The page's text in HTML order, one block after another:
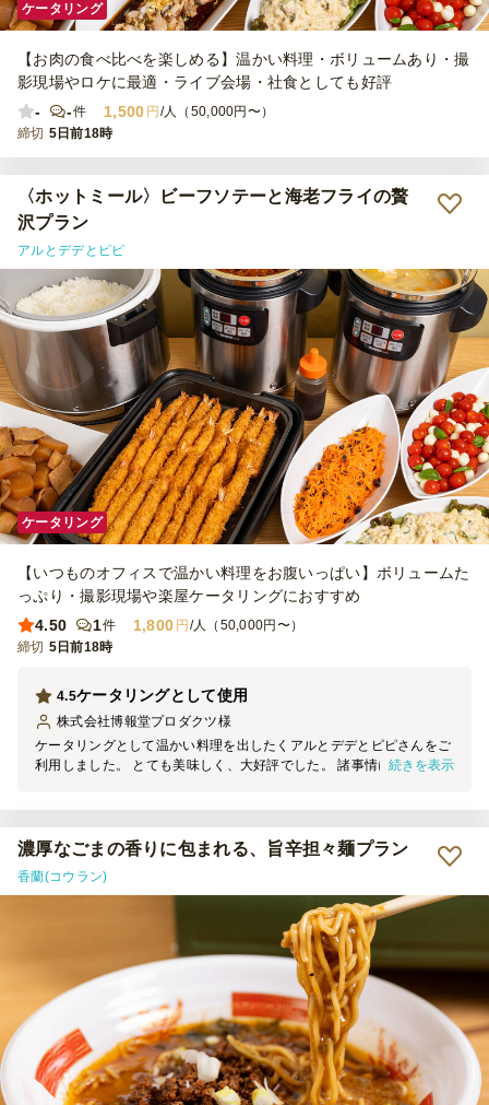
ケータリング
【お肉の食べ比べを楽しめる】温かい料理・ボリュームあり・撮
影現場やロケに最適・ライブ会場・社食としても好評
-
-件 1,500 円 /人（50,000円〜）
締切 5日前18時
〈ホットミール〉ビーフソテーと海老フライの贅
沢プラン
アルとデデとピピ
ケータリング
【いつものオフィスで温かい料理をお腹いっぱい】ボリュームた
っぷり・撮影現場や楽屋ケータリングにおすすめ
4.50
1件 1,800 円 /人（50,000円〜）
締切 5日前18時
ケータリングとして使用
4.5
株式会社博報堂プロダクツ様
ケータリングとして温かい料理を出したくアルとデデとピピさんをご
利用しました。 とても美味しく、大好評でした。 諸事情により、前
です。
続きを表示
濃厚なごまの香りに包まれる、旨辛担々麺プラン
香蘭(コウラン)